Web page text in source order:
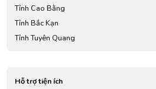
Tỉnh Cao Bằng
Tỉnh Bắc Kạn
Tỉnh Tuyên Quang
Tỉnh Lai Châu
Hỗ trợ tiện ích